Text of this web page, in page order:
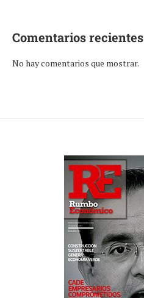
Comentarios recientes
No hay comentarios que mostrar.